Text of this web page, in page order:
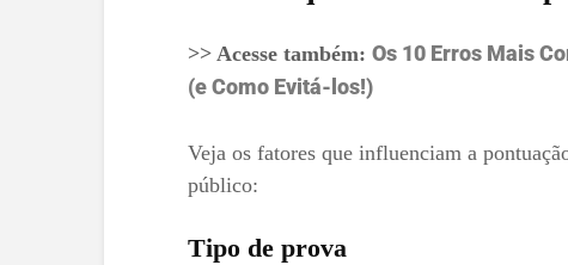
>> Acesse também: Os 10 Erros Mais
(e Como Evitá-los!)
Veja os fatores que influenciam a
público:
Tipo de prova